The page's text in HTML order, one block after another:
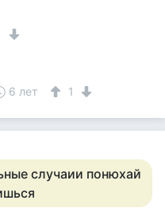
6 лет 1
случаии понюхай